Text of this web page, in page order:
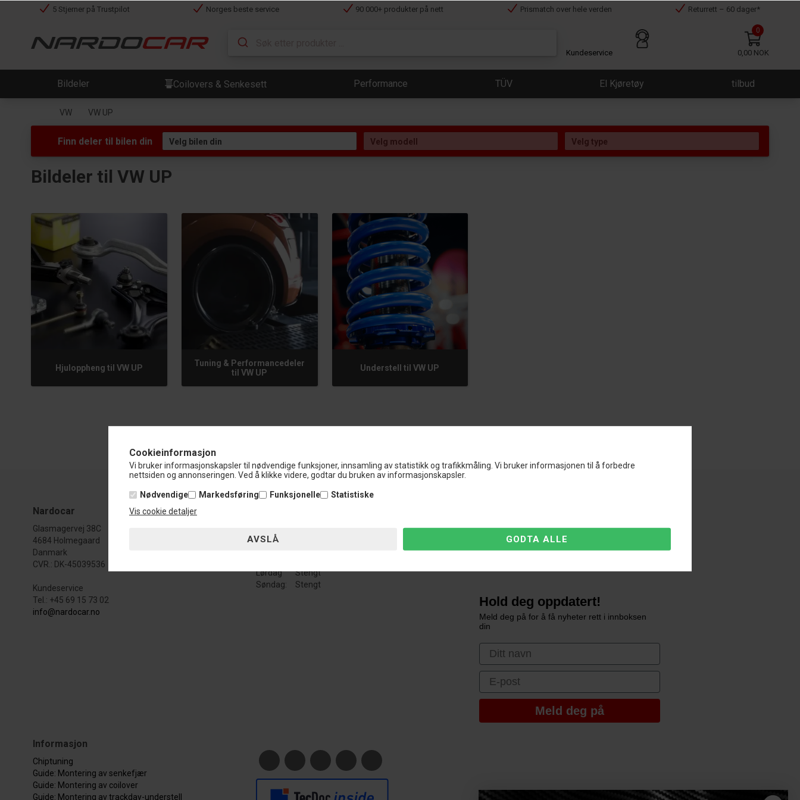
Cookieinformasjon
Vi bruker informasjonskapsler til nødvendige funksjoner, innsamling av statistikk og trafikkmåling. Vi bruker informasjonen til å forbedre
nettsiden og annonseringen. Ved å klikke videre, godtar du bruken av informasjonskapsler.
Nødvendige Markedsføring Funksjonelle
Statistiske
Vis cookie detaljer
5 Stjerner på Trustpilot Norges beste service 90 000+ produkter på nett Prismatch over hele verden Returrett – 60 dager*
Kundeservice
0
0,00 NOK
Bildeler Coilovers & Senkesett Performance TÜV El Kjøretøy tilbud
VW VW UP
Finn deler til bilen din
Bildeler til VW UP
Hjuloppheng til VW UP
Tuning & Performancedeler
til VW UP
Understell til VW UP
Nardocar
Glasmagervej 38C
4684 Holmegaard
Danmark
CVR.: DK-45039536
Kundeservice
Tel.: +45 69 15 73 02
info@nardocar.no
Du kan skrive og ringe til oss i følgende perioder:
Lørdag
Stengt
Søndag:
Stengt
Kundeservice
Avbryt bestillingen
Hold deg oppdatert!
Meld deg på for å få nyheter rett i innboksen
din
First Name
Email
Meld deg på
Informasjon
Chiptuning
Guide: Montering av senkefjær
Guide: Montering av coilover
Guide: Montering av trackday-understell